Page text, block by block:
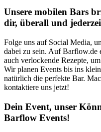
Unsere mobilen Bars
dir, überall und
Folge uns auf Social Media,
dabei zu sein. Auf Barflow.de
auch verlockende Rezepte,
Wir planen Events bis ins
natürlich die perfekte Bar.
kontaktiere uns jetzt!
Dein Event, unser
Barflow Events!